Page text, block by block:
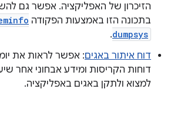
הזיכרון של האפליקציה. אפשר גם
בתכונה הזו באמצעות הפקודה
dumpsys
.
דוח איתור באגים: אפשר לראות את
דוחות הקריסות ומידע אבחוני אחר
למצוא ולתקן באגים באפליקציה.